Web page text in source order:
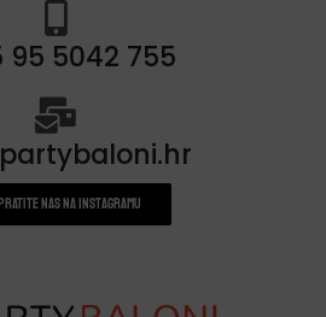
95 5042 755
nas na instagramu